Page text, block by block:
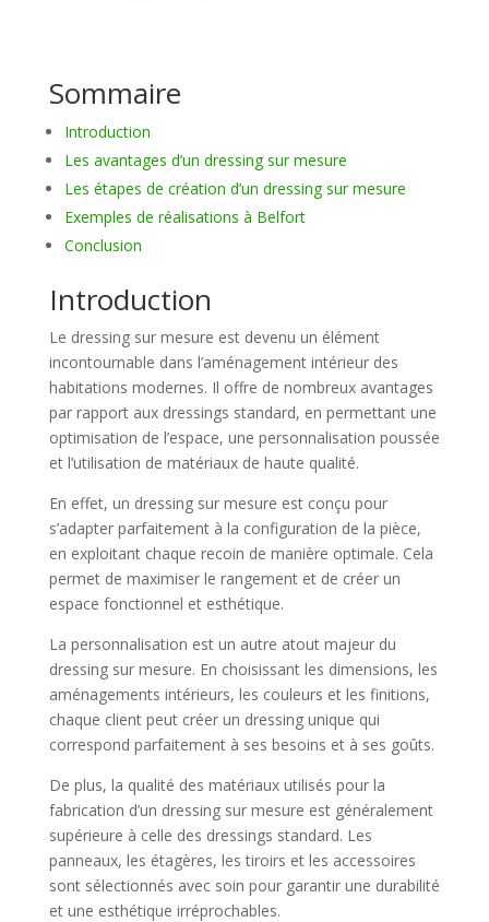
Sommaire
Introduction
Les avantages d’un dressing sur mesure
Les étapes de création d’un dressing sur mesure
Exemples de réalisations à Belfort
Conclusion
Introduction
Le dressing sur mesure est devenu un élément
incontournable dans l’aménagement intérieur des
habitations modernes. Il offre de nombreux avantages
par rapport aux dressings standard, en permettant une
optimisation de l’espace, une personnalisation poussée
et l’utilisation de matériaux de haute qualité.
En effet, un dressing sur mesure est conçu pour
s’adapter parfaitement à la configuration de la pièce,
en exploitant chaque recoin de manière optimale. Cela
permet de maximiser le rangement et de créer un
espace fonctionnel et esthétique.
La personnalisation est un autre atout majeur du
dressing sur mesure. En choisissant les dimensions, les
aménagements intérieurs, les couleurs et les finitions,
chaque client peut créer un dressing unique qui
correspond parfaitement à ses besoins et à ses goûts.
De plus, la qualité des matériaux utilisés pour la
fabrication d’un dressing sur mesure est généralement
supérieure à celle des dressings standard. Les
panneaux, les étagères, les tiroirs et les accessoires
sont sélectionnés avec soin pour garantir une durabilité
et une esthétique irréprochables.